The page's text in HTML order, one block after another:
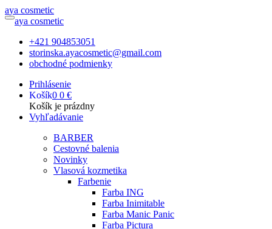
aya cosmetic
aya cosmetic
+421 904853051
storinska.ayacosmetic@gmail.com
obchodné podmienky
Prihlásenie
Košík0 0 €
Košík je prázdny
Vyhľadávanie
BARBER
Cestovné balenia
Novinky
Vlasová kozmetika
Farbenie
Farba ING
Farba Inimitable
Farba Manic Panic
Farba Pictura